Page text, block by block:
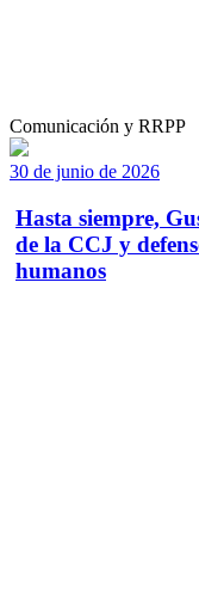
Comunicación y RRPP
30 de junio de 2026
Hasta siempre,
de la CCJ y
humanos